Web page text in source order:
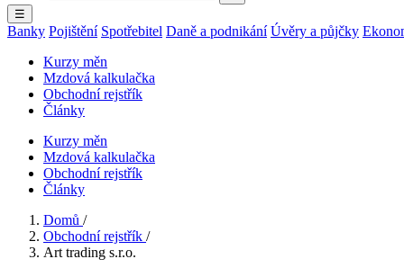
☰
Banky Pojištění Spotřebitel Daně a podnikání Úvěry a půjčky
Kurzy měn
Mzdová kalkulačka
Obchodní rejstřík
Články
Kurzy měn
Mzdová kalkulačka
Obchodní rejstřík
Články
Domů /
Obchodní rejstřík /
Art trading s.r.o.